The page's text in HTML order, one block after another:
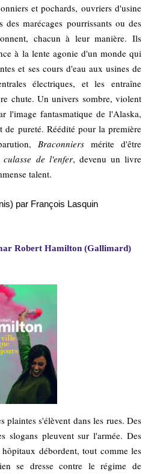
et pochards, ouvriers d'usine
des marécages pourrissants ou des
chacun à leur manière. Ils
à la lente agonie d'un monde qui
et ses cours d'eau aux usines de
électriques, et les entraîne
chute. Un univers sombre, violent
l'image fantasmatique de l'Alaska,
pureté. Réédité pour la première
Braconniersmérite d'être
culasse de l'enfer, devenu un livre
talent.
par François Lasquin
Robert Hamilton (Gallimard)
plaintes s'élèvent dans les rues. Des
slogans pleuvent sur l'armée. Des
débordent, tout comme les
se dresse contre le régime de